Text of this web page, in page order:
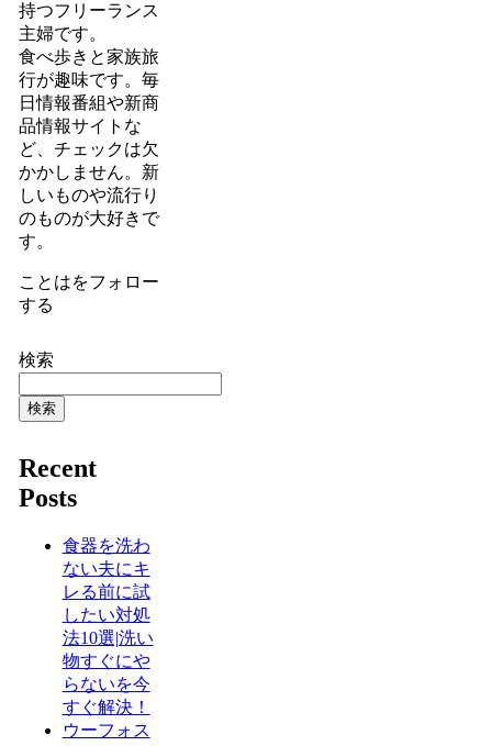
持つフリーランス
主婦です。
食べ歩きと家族旅
行が趣味です。毎
日情報番組や新商
品情報サイトな
ど、チェックは欠
かかしません。新
しいものや流行り
のものが大好きで
す。
ことはをフォロー
する
検索
検索
Recent
Posts
食器を洗わ
ない夫にキ
レる前に試
したい対処
法10選|洗い
物すぐにや
らないを今
すぐ解決！
ウーフォス